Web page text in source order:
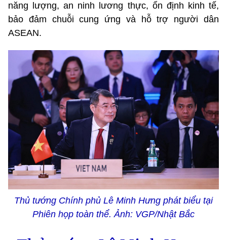
năng lượng, an ninh lương thực, ổn định kinh tế,
bảo đảm chuỗi cung ứng và hỗ trợ người dân
ASEAN.
Thủ tướng Chính phủ Lê Minh Hưng phát biểu tại
Phiên họp toàn thể. Ảnh: VGP/Nhật Bắc